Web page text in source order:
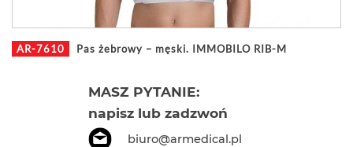
MASZ PYTANIE:
napisz lub zadzwoń
biuro@armedical.pl
AR-7610 Pas żebrowy – męski. IMMOBILO RIB-M